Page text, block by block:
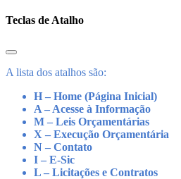
Teclas de Atalho
A lista dos atalhos são:
H – Home (Página Inicial)
A – Acesse à Informação
M – Leis Orçamentárias
X – Execução Orçamentária
N – Contato
I – E-Sic
L – Licitações e Contratos